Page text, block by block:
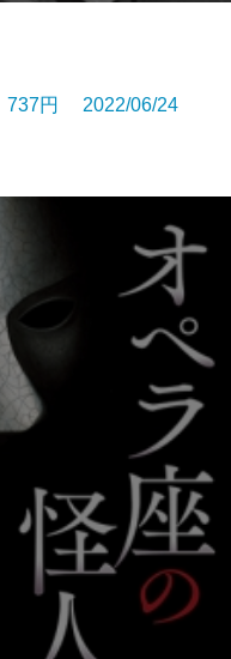
円 2022/06/24